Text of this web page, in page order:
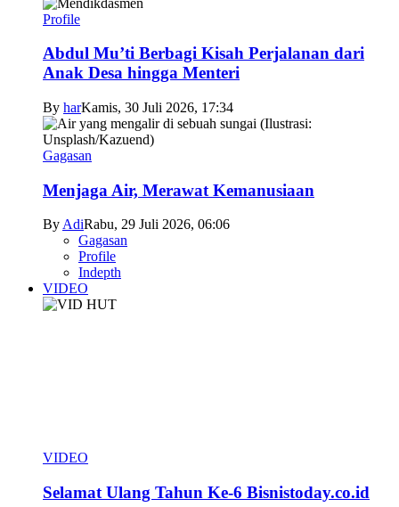
Profile
Abdul Mu’ti Berbagi Kisah Perjalanan dari
Anak Desa hingga Menteri
By harKamis, 30 Juli 2026, 17:34
Gagasan
Menjaga Air, Merawat Kemanusiaan
ByAdiRabu, 29 Juli 2026, 06:06
Gagasan
Profile
Indepth
VIDEO
VIDEO
Selamat Ulang Tahun Ke-6 Bisnistoday.co.id